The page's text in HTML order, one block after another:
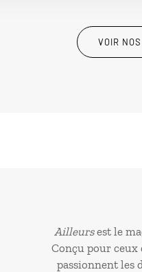
VOIR
Ailleursest le
Conçu pour ceux
passionnent les